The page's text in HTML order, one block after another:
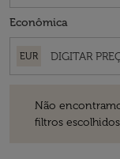
Econômica
EUR
Não
filtros